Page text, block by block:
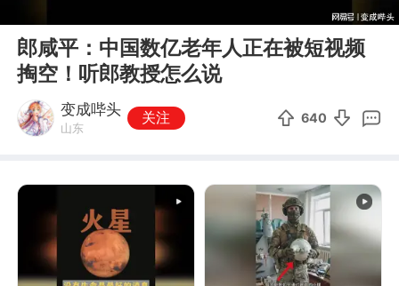
05:32
郎咸平：中国数亿老年人正在被短视频
掏空！听郎教授怎么说
变成哔头
山东
关注 640